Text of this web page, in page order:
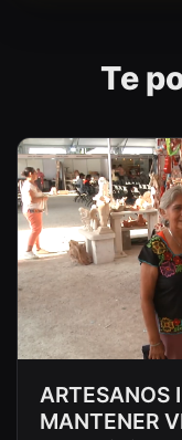
Te
ARTESANOS
MANTENER